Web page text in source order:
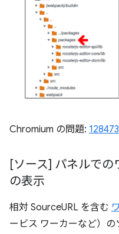
Chromium の問題:
[ソース] パネルで
の表示
相対 SourceURL を含む
ービス ワーカーなど）の